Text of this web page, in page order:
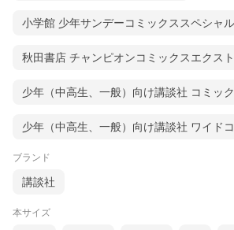
小学館 少年サンデーコミックススペシャル
秋田書店 チャンピオンコミックスエクス
少年（中高生、一般）向け講談社 コミッ
少年（中高生、一般）向け講談社 ワイド
ブランド
講談社
本サイズ